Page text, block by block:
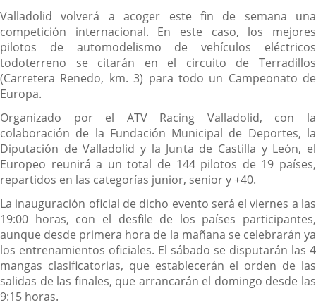
Valladolid volverá a acoger este fin de semana una
competición internacional. En este caso, los mejores
pilotos de automodelismo de vehículos eléctricos
todoterreno se citarán en el circuito de Terradillos
(Carretera Renedo, km. 3) para todo un Campeonato de
Europa.
Organizado por el ATV Racing Valladolid, con la
colaboración de la Fundación Municipal de Deportes, la
Diputación de Valladolid y la Junta de Castilla y León, el
Europeo reunirá a un total de 144 pilotos de 19 países,
repartidos en las categorías junior, senior y +40.
La inauguración oficial de dicho evento será el viernes a las
19:00 horas, con el desfile de los países participantes,
aunque desde primera hora de la mañana se celebrarán ya
los entrenamientos oficiales. El sábado se disputarán las 4
mangas clasificatorias, que establecerán el orden de las
salidas de las finales, que arrancarán el domingo desde las
9:15 horas.